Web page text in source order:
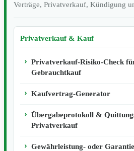
Verträge, Privatverkauf, Kündigung
Privatverkauf & Kauf
Privatverkauf-Risiko-Check
Gebrauchtkauf
Kaufvertrag-Generator
Übergabeprotokoll &
Privatverkauf
Gewährleistung- oder